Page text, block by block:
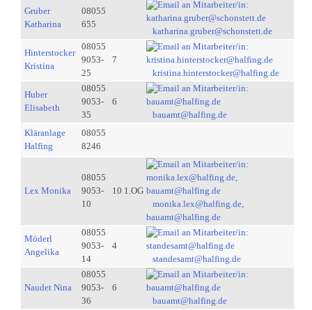
Gruber
Katharina
08055
655
katharina.gruber@schonstett.de
Hinterstocker
Kristina
08055
9053-
25
7
kristina.hinterstocker@halfing.de
Huber
Elisabeth
08055
9053-
35
6
bauamt@halfing.de
Kläranlage
Halfing
08055
8246
Lex Monika
08055
9053-
10
10 1.OG
monika.lex@halfing.de,
bauamt@halfing.de
Möderl
Angelika
08055
9053-
14
4
standesamt@halfing.de
Naudet Nina
08055
9053-
36
6
bauamt@halfing.de